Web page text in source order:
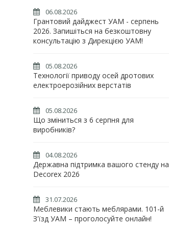
06.08.2026
Грантовий дайджест УАМ - серпень
2026. Запишіться на безкоштовну
консультацію з Дирекцією УАМ!
05.08.2026
Технології приводу осей дротових
електроерозійних верстатів
05.08.2026
Що зміниться з 6 серпня для
виробників?
04.08.2026
Державна підтримка вашого стенду на
Decorex 2026
31.07.2026
Меблевики стають меблярами. 101-й
З'їзд УАМ – проголосуйте онлайн!